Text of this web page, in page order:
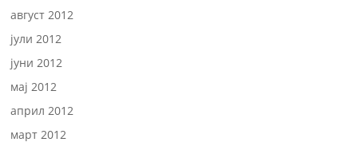
август 2012
јули 2012
јуни 2012
мај 2012
април 2012
март 2012